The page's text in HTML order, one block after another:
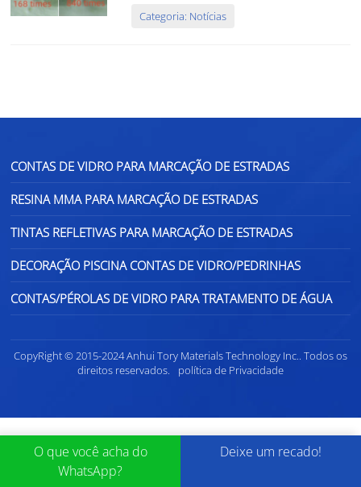
impactá-las. Muitos pesquisadores têm
Categoria: Notícias
CONTAS DE VIDRO PARA MARCAÇÃO DE ESTRADAS
RESINA MMA PARA MARCAÇÃO DE ESTRADAS
TINTAS REFLETIVAS PARA MARCAÇÃO DE ESTRADAS
DECORAÇÃO PISCINA CONTAS DE VIDRO/PEDRINHAS
CONTAS/PÉROLAS DE VIDRO PARA TRATAMENTO DE ÁGUA
CopyRight © 2015-2024 Anhui Tory Materials Technology Inc.. Todos os
direitos reservados.
política de Privacidade
O que você acha do
WhatsApp?
Deixe um recado!